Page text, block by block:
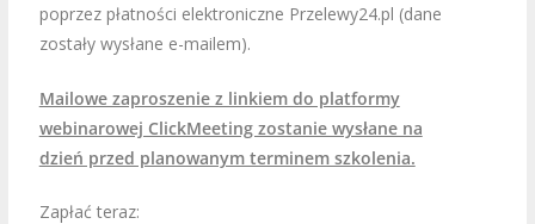
poprzez płatności elektroniczne Przelewy24.pl (dane
zostały wysłane e-mailem).
Mailowe zaproszenie z linkiem do platformy
webinarowej ClickMeeting zostanie wysłane na
dzień przed planowanym terminem szkolenia.
Zapłać teraz: